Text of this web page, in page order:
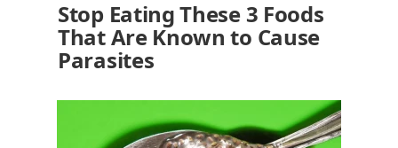
Stop Eating These 3 Foods
That Are Known to Cause
Parasites